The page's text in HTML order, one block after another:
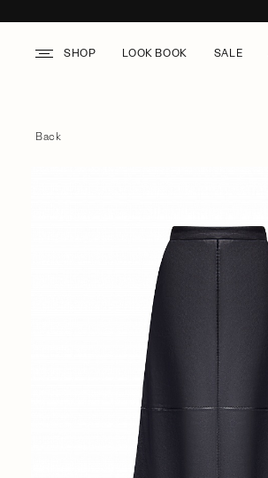
SHOP LOOK BOOK SALE
Back